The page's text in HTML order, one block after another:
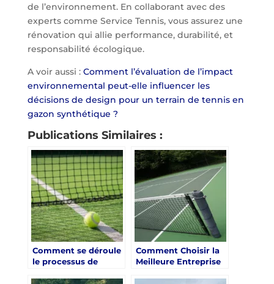
de l’environnement. En collaborant avec des
experts comme Service Tennis, vous assurez une
rénovation qui allie performance, durabilité, et
responsabilité écologique.
A voir aussi : Comment l’évaluation de l’impact
environnemental peut-elle influencer les
décisions de design pour un terrain de tennis en
gazon synthétique ?
Publications Similaires :
Comment se déroule
le processus de
Comment Choisir la
Meilleure Entreprise